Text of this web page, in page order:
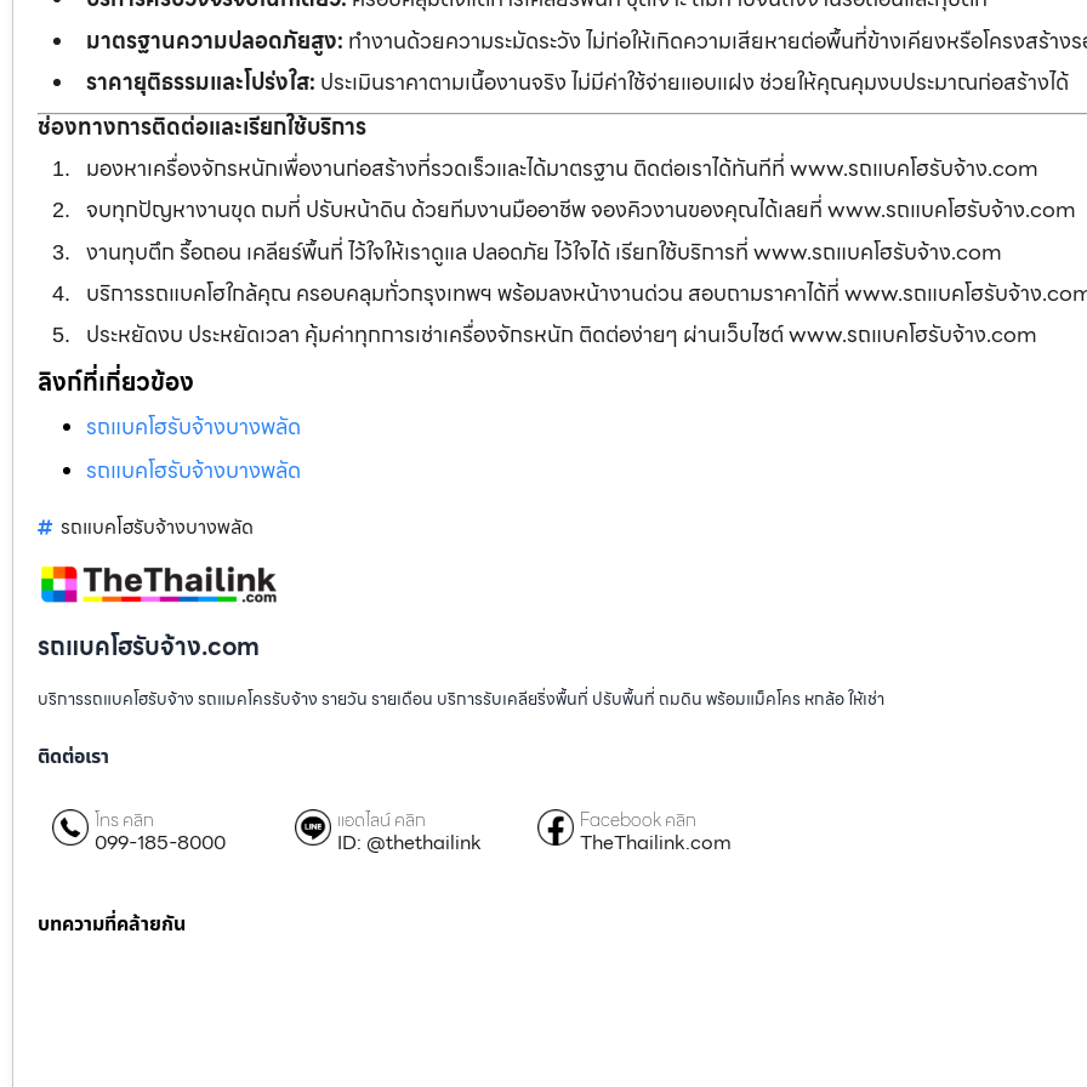
มาตรฐานความปลอดภัยสูง: ทำงานด้วยความระมัดระวัง ไม่ก่อให้เกิดความเสียหายต่อพื้นที่ข้างเคียงหรือโครงสร้าง
ราคายุติธรรมและโปร่งใส: ประเมินราคาตามเนื้องานจริง ไม่มีค่าใช้จ่ายแอบแฝง ช่วยให้คุณคุมงบประมาณก่อสร้างได้
ช่องทางการติดต่อและเรียกใช้บริการ
มองหาเครื่องจักรหนักเพื่องานก่อสร้างที่รวดเร็วและได้มาตรฐาน ติดต่อเราได้ทันทีที่ www.รถแบคโฮรับจ้าง.com
จบทุกปัญหางานขุด ถมที่ ปรับหน้าดิน ด้วยทีมงานมืออาชีพ จองคิวงานของคุณได้เลยที่ www.รถแบคโฮรับจ้าง.com
งานทุบตึก รื้อถอน เคลียร์พื้นที่ ไว้ใจให้เราดูแล ปลอดภัย ไว้ใจได้ เรียกใช้บริการที่ www.รถแบคโฮรับจ้าง.com
บริการรถแบคโฮใกล้คุณ ครอบคลุมทั่วกรุงเทพฯ พร้อมลงหน้างานด่วน สอบถามราคาได้ที่ www.รถแบคโฮรับจ้าง
ประหยัดงบ ประหยัดเวลา คุ้มค่าทุกการเช่าเครื่องจักรหนัก ติดต่อง่ายๆ ผ่านเว็บไซต์ www.รถแบคโฮรับจ้าง.com
ลิงก์ที่เกี่ยวข้อง
รถแบคโฮรับจ้างบางพลัด
รถแบคโฮรับจ้างบางพลัด
รถแบคโฮรับจ้างบางพลัด
รถแบคโฮรับจ้าง.com
บริการรถแบคโฮรับจ้าง รถแมคโครรับจ้าง รายวัน รายเดือน บริการรับเคลียริ่งพื้นที่ ปรับพื้นที่ ถมดิน พร้อมแม็คโคร หกล้อ ให้เช่า
ติดต่อเรา
โทร คลิก
099-185-8000
แอดไลน์ คลิก
ID: @thethailink
Facebook คลิก
TheThailink.com
บทความที่คล้ายกัน